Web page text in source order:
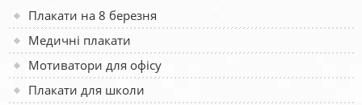
Плакати на 8 березня
Медичні плакати
Мотиватори для офісу
Плакати для школи